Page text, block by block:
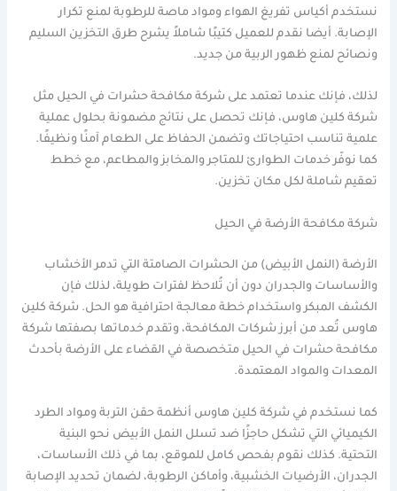
نستخدم أكياس تفريغ الهواء ومواد ماصة للرطوبة لمنع تكرار
الإصابة. أيضا نقدم للعميل كتيبًا شاملاً يشرح طرق التخزين السليم
ونصائح لمنع ظهور الربية من جديد.
لذلك، فإنك عندما تعتمد على شركة مكافحة حشرات في الحيل مثل
شركة كلين هاوس، فإنك تحصل على نتائج مضمونة بحلول عملية
علمية تناسب احتياجاتك وتضمن الحفاظ على الطعام آمنًا ونظيفًا.
كما نوفّر خدمات الطوارئ للمتاجر والمخابز والمطاعم، مع خطط
تعقيم شاملة لكل مكان تخزين.
شركة مكافحة الأرضة في الحيل
الأرضة (النمل الأبيض) من الحشرات الصامتة التي تدمر الأخشاب
والأساسات والجدران دون أن تُلاحظ لفترات طويلة، لذلك فإن
الكشف المبكر واستخدام خطة معالجة احترافية هو الحل. شركة كلين
هاوس تُعد من أبرز شركات المكافحة، وتقدم خدماتها بصفتها شركة
مكافحة حشرات في الحيل متخصصة في القضاء على الأرضة بأحدث
المعدات والمواد المعتمدة.
كما نستخدم في شركة كلين هاوس أنظمة حقن التربة ومواد الطرد
الكيميائي التي تشكل حاجزًا ضد تسلل النمل الأبيض نحو البنية
التحتية. كذلك نقوم بفحص كامل للموقع، بما في ذلك الأساسات،
الجدران، الأرضيات الخشبية، وأماكن الرطوبة، لضمان تحديد الإصابة